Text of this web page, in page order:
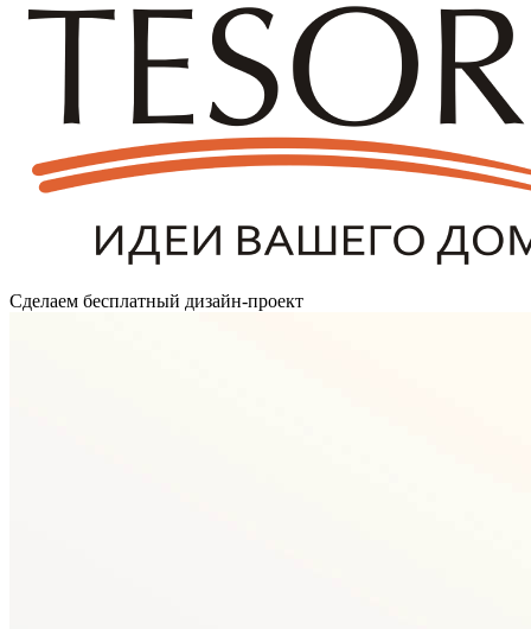
Сделаем бесплатный дизайн-проект